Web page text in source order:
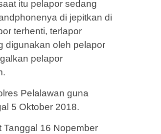
itu pelapor sedang
di jepitkan di
terhenti, terlapor
digunakan oleh pelapor
pelapor
Pelalawan guna
5 Oktober 2018.
16 Nopember